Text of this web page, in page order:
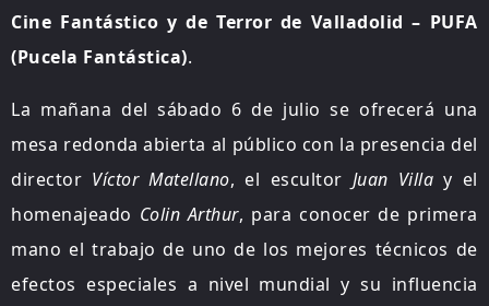
Cine Fantástico y de Terror de Valladolid – PUFA
(Pucela Fantástica).
La mañana del sábado 6 de julio se ofrecerá una
mesa redonda abierta al público con la presencia del
director Víctor Matellano, el escultor Juan Villa y el
homenajeado Colin Arthur, para conocer de primera
mano el trabajo de uno de los mejores técnicos de
efectos especiales a nivel mundial y su influencia